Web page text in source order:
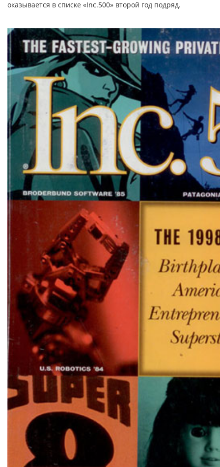
оказывается в списке «Inc.500» второй год подряд.